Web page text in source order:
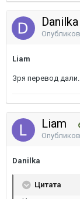
Danilka
Liam
Зря перевод
Liam
Danilka
Цитата